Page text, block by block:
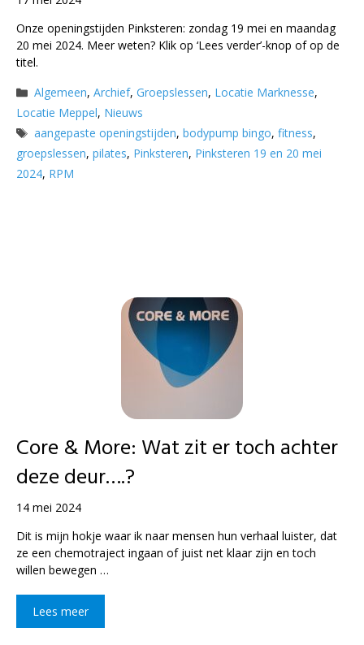
Onze openingstijden Pinksteren: zondag 19 mei en maandag
20 mei 2024. Meer weten? Klik op ‘Lees verder’-knop of op de
titel.
Categorieën
Algemeen,Archief,Groepslessen, Locatie Marknesse,
Locatie Meppel, Nieuws
Tags
aangepaste openingstijden,bodypump bingo,fitness,
groepslessen, pilates, Pinksteren, Pinksteren 19 en 20 mei
2024, RPM
Core & More: Wat zit er toch achter
deze deur….?
14 mei 2024
Dit is mijn hokje waar ik naar mensen hun verhaal luister, dat
ze een chemotraject ingaan of juist net klaar zijn en toch
willen bewegen …
Lees meer